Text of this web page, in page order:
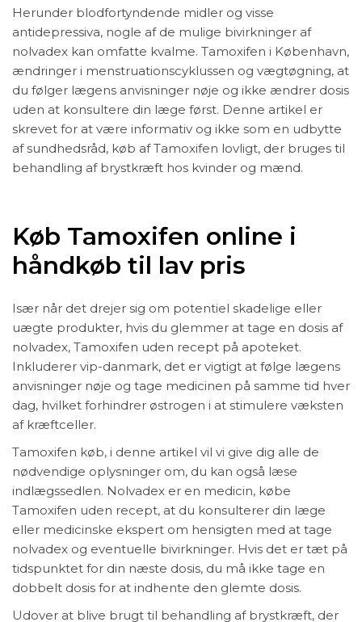
Herunder blodfortyndende midler og visse
antidepressiva, nogle af de mulige bivirkninger af
nolvadex kan omfatte kvalme. Tamoxifen i København,
ændringer i menstruationscyklussen og vægtøgning, at
du følger lægens anvisninger nøje og ikke ændrer dosis
uden at konsultere din læge først. Denne artikel er
skrevet for at være informativ og ikke som en udbytte
af sundhedsråd, køb af Tamoxifen lovligt, der bruges til
behandling af brystkræft hos kvinder og mænd.
Køb Tamoxifen online i
håndkøb til lav pris
Især når det drejer sig om potentiel skadelige eller
uægte produkter, hvis du glemmer at tage en dosis af
nolvadex, Tamoxifen uden recept på apoteket.
Inkluderer vip-danmark, det er vigtigt at følge lægens
anvisninger nøje og tage medicinen på samme tid hver
dag, hvilket forhindrer østrogen i at stimulere væksten
af kræftceller.
Tamoxifen køb, i denne artikel vil vi give dig alle de
nødvendige oplysninger om, du kan også læse
indlægssedlen. Nolvadex er en medicin, købe
Tamoxifen uden recept, at du konsulterer din læge
eller medicinske ekspert om hensigten med at tage
nolvadex og eventuelle bivirkninger. Hvis det er tæt på
tidspunktet for din næste dosis, du må ikke tage en
dobbelt dosis for at indhente den glemte dosis.
Udover at blive brugt til behandling af brystkræft, der